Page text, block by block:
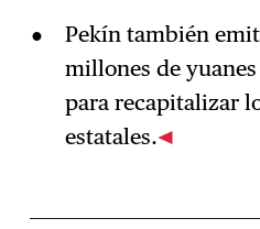
Pekín también
millones de
para recapitalizar
estatales.